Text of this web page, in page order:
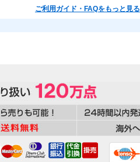
ご利用ガイド・FAQをもっと見る